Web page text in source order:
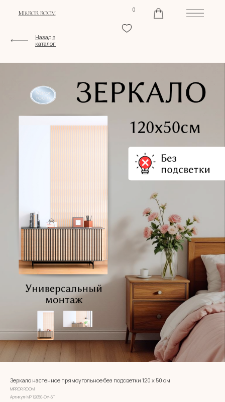
Зеркало настенное прямоугольное без подсветки 120 х 50 см
MIRROR ROOM
Артикул:МР 12050-ОУ-БП